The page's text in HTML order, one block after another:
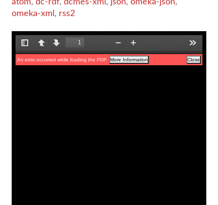
atom, dc-rdf, dcmes-xml , json, omeka-json,
omeka-xml , rss2